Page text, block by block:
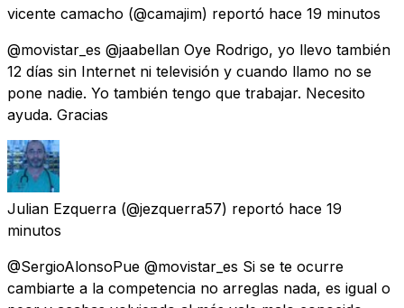
vicente camacho (@camajim) reportó hace 19 minutos
@movistar_es @jaabellan Oye Rodrigo, yo llevo también
12 días sin Internet ni televisión y cuando llamo no se
pone nadie. Yo también tengo que trabajar. Necesito
ayuda. Gracias
Julian Ezquerra (@jezquerra57) reportó hace 19
minutos
@SergioAlonsoPue @movistar_es Si se te ocurre
cambiarte a la competencia no arreglas nada, es igual o